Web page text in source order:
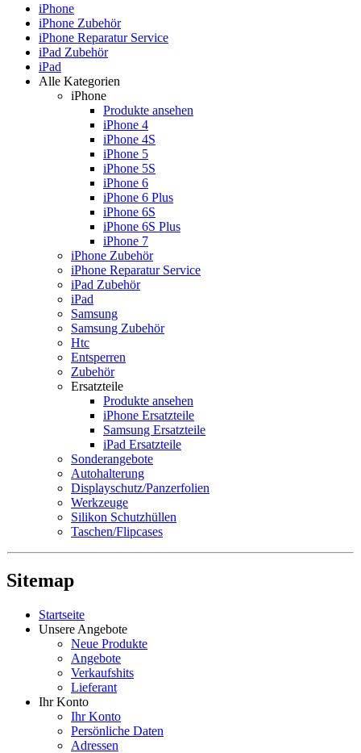
iPhone
iPhone Zubehör
iPhone Reparatur Service
iPad Zubehör
iPad
Alle Kategorien
iPhone
Produkte ansehen
iPhone 4
iPhone 4S
iPhone 5
iPhone 5S
iPhone 6
iPhone 6 Plus
iPhone 6S
iPhone 6S Plus
iPhone 7
iPhone Zubehör
iPhone Reparatur Service
iPad Zubehör
iPad
Samsung
Samsung Zubehör
Htc
Entsperren
Zubehör
Ersatzteile
Produkte ansehen
iPhone Ersatzteile
Samsung Ersatzteile
iPad Ersatzteile
Sonderangebote
Autohalterung
Displayschutz/Panzerfolien
Werkzeuge
Silikon Schutzhüllen
Taschen/Flipcases
Sitemap
Startseite
Unsere Angebote
Neue Produkte
Angebote
Verkaufshits
Lieferant
Ihr Konto
Ihr Konto
Persönliche Daten
Adressen